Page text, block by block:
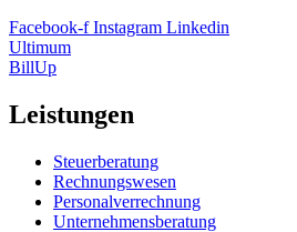
Facebook-f Instagram Linkedin
Ultimum
BillUp
Leistungen
Steuerberatung
Rechnungswesen
Personalverrechnung
Unternehmensberatung